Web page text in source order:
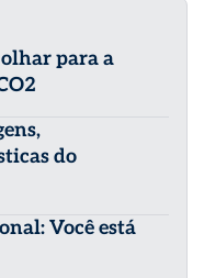
para a
do
Você está